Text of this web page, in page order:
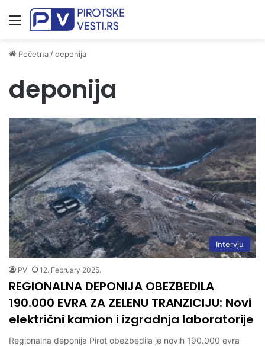
Meni
Početna /deponija
deponija
Intervju
PV 12. February 2025.
REGIONALNA DEPONIJA OBEZBEDILA
190.000 EVRA ZA ZELENU TRANZICIJU: Novi
električni kamion i izgradnja laboratorije
Regionalna deponija Pirot obezbedila je novih 190.000 evra